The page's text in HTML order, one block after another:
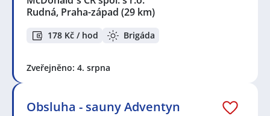
Rudná, Praha-západ (29 km)
178 Kč / hod Brigáda
Zveřejněno: 4. srpna
Obsluha - sauny Adventyn